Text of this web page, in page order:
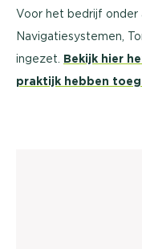
Voor het bedrijf onder
Navigatiesystemen,
ingezet. Bekijk hier
praktijk hebben